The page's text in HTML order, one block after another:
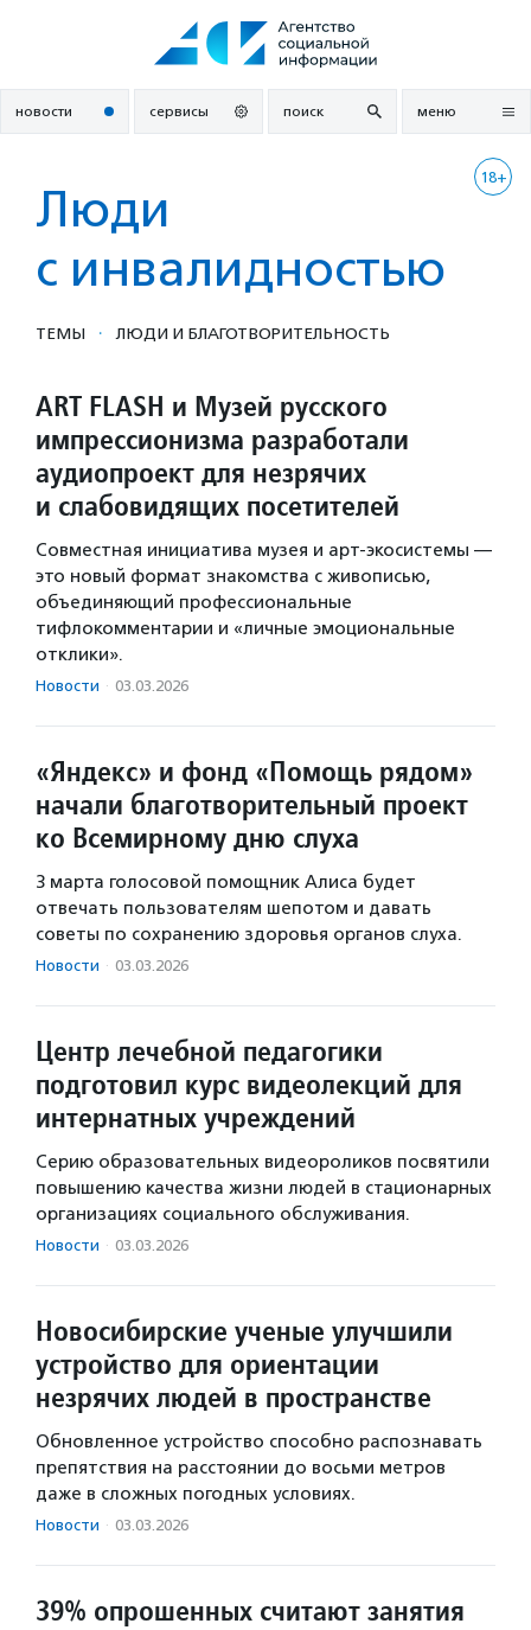
новости сервисы поиск меню
18+
Люди
с инвалидностью
ТЕМЫ · ЛЮДИ И БЛАГОТВОРИ­ТЕЛЬ­НОСТЬ
ART FLASH и Музей русского
импрессионизма разработали
аудиопроект для незрячих
и слабовидящих посетителей
Совместная инициатива музея и арт-экосистемы —
это новый формат знакомства с живописью,
объединяющий профессиональные
тифлокомментарии и «личные эмоциональные
отклики».
Новости · 03.03.2026
«Яндекс» и фонд «Помощь рядом»
начали благотворительный проект
ко Всемирному дню слуха
3 марта голосовой помощник Алиса будет
отвечать пользователям шепотом и давать
советы по сохранению здоровья органов слуха.
Новости · 03.03.2026
Центр лечебной педагогики
подготовил курс видеолекций для
интернатных учреждений
Серию образовательных видеороликов посвятили
повышению качества жизни людей в стационарных
организациях социального обслуживания.
Новости · 03.03.2026
Новосибирские ученые улучшили
устройство для ориентации
незрячих людей в пространстве
Обновленное устройство способно распознавать
препятствия на расстоянии до восьми метров
даже в сложных погодных условиях.
Новости · 03.03.2026
39% опрошенных считают занятия